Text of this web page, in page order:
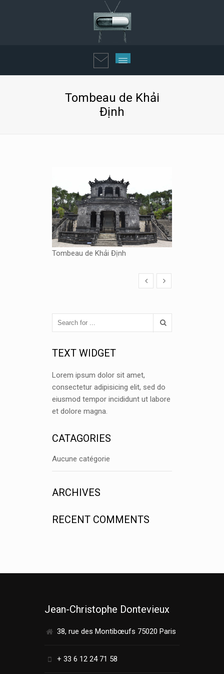
Tombeau de Khải
Định
Tombeau de Khải Định
TEXT WIDGET
Lorem ipsum dolor sit amet,
consectetur adipisicing elit, sed do
eiusmod tempor incididunt ut labore
et dolore magna.
CATAGORIES
Aucune catégorie
ARCHIVES
RECENT COMMENTS
Jean-Christophe Dontevieux
38, rue des Montibœufs 75020 Paris
+ 33 6 12 24 71 58